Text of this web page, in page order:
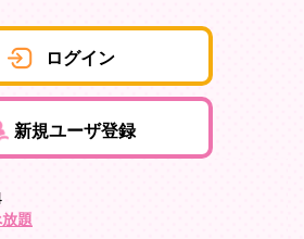
ログイン
新規ユーザ登録
題